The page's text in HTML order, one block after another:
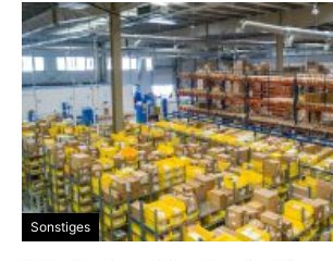
Sonstiges